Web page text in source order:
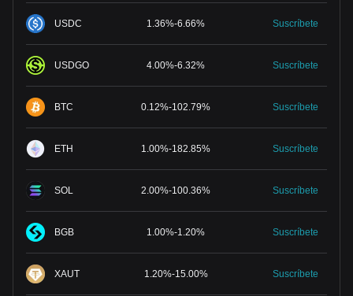
USDC 1.36%-6.66% Suscríbete
USDGO 4.00%-6.32% Suscríbete
BTC 0.12%-102.79% Suscríbete
ETH 1.00%-182.85% Suscríbete
SOL 2.00%-100.36% Suscríbete
BGB 1.00%-1.20% Suscríbete
XAUT 1.20%-15.00% Suscríbete